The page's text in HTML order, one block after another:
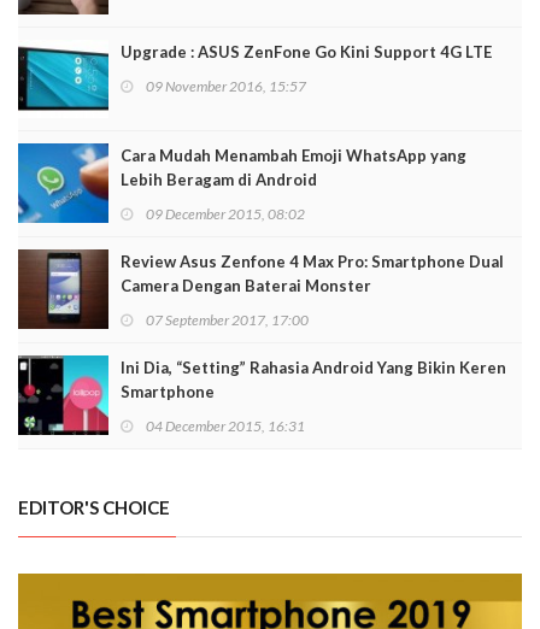
Upgrade : ASUS ZenFone Go Kini Support 4G LTE
09 November 2016, 15:57
Cara Mudah Menambah Emoji WhatsApp yang
Lebih Beragam di Android
09 December 2015, 08:02
Review Asus Zenfone 4 Max Pro: Smartphone Dual
Camera Dengan Baterai Monster
07 September 2017, 17:00
Ini Dia, “Setting” Rahasia Android Yang Bikin Keren
Smartphone
04 December 2015, 16:31
EDITOR'S CHOICE